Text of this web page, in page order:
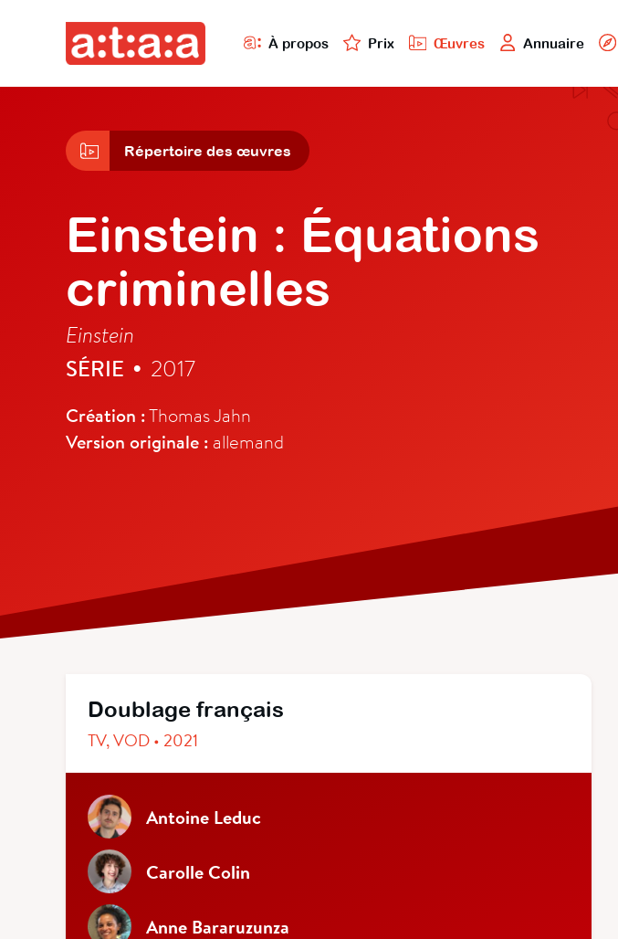
À propos Prix Œuvres Annuaire
Répertoire des œuvres
Einstein : Équations
criminelles
Einstein
SÉRIE • 2017
Création :Thomas Jahn
Version originale : allemand
Doublage français
TV, VOD • 2021
Antoine Leduc
Carolle Colin
Anne Bararuzunza